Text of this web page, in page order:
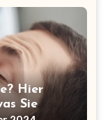
Hier
Sie